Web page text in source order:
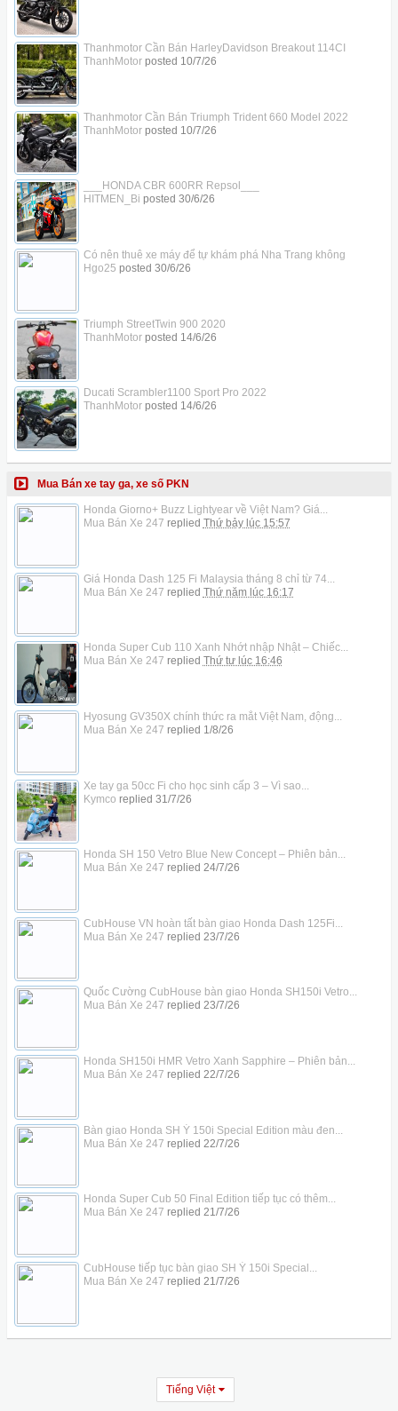
Thanhmotor Cần Bán HarleyDavidson Breakout 114CI
ThanhMotorposted 10/7/26
Thanhmotor Cần Bán Triumph Trident 660 Model 2022
ThanhMotorposted 10/7/26
___HONDA CBR 600RR Repsol___
HITMEN_Bi posted 30/6/26
Có nên thuê xe máy để tự khám phá Nha Trang không
Hgo25 posted 30/6/26
Triumph StreetTwin 900 2020
ThanhMotorposted 14/6/26
Ducati Scrambler1100 Sport Pro 2022
ThanhMotorposted 14/6/26
Mua Bán xe tay ga, xe số PKN
Honda Giorno+ Buzz Lightyear về Việt Nam? Giá...
Mua Bán Xe 247 replied Thứ bảy lúc 15:57
Giá Honda Dash 125 Fi Malaysia tháng 8 chỉ từ 74...
Mua Bán Xe 247 replied Thứ năm lúc 16:17
Honda Super Cub 110 Xanh Nhớt nhập Nhật – Chiếc...
Mua Bán Xe 247 replied Thứ tư lúc 16:46
Hyosung GV350X chính thức ra mắt Việt Nam, động...
Mua Bán Xe 247 replied 1/8/26
Xe tay ga 50cc Fi cho học sinh cấp 3 – Vì sao...
Kymco replied 31/7/26
Honda SH 150 Vetro Blue New Concept – Phiên bản...
Mua Bán Xe 247 replied 24/7/26
CubHouse VN hoàn tất bàn giao Honda Dash 125Fi...
Mua Bán Xe 247 replied 23/7/26
Quốc Cường CubHouse bàn giao Honda SH150i Vetro...
Mua Bán Xe 247 replied 23/7/26
Honda SH150i HMR Vetro Xanh Sapphire – Phiên bản...
Mua Bán Xe 247 replied 22/7/26
Bàn giao Honda SH Ý 150i Special Edition màu đen...
Mua Bán Xe 247 replied 22/7/26
Honda Super Cub 50 Final Edition tiếp tục có thêm...
Mua Bán Xe 247 replied 21/7/26
CubHouse tiếp tục bàn giao SH Ý 150i Special...
Mua Bán Xe 247 replied 21/7/26
Tiếng Việt